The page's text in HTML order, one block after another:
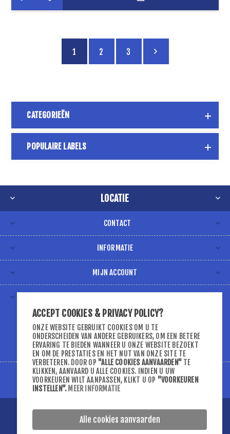
1 2 3
CATEGORIEËN
POPULAIRE LABELS
LOCATIE
CONTACT
INFORMATIE
MIJN ACCOUNT
Copyright ; 2026 D-DSport. Alle rechten voorbehouden.
Powered bynopCommerce
ACCEPT COOKIES & PRIVACY POLICY?
ONZE WEBSITE GEBRUIKT COOKIES OM U TE
ONDERSCHEIDEN VAN ANDERE GEBRUIKERS, OM EEN BETERE
ERVARING TE BIEDEN WANNEER U ONZE WEBSITE BEZOEKT
EN OM DE PRESTATIES EN HET NUT VAN ONZE SITE TE
VERBETEREN. DOOR OP "ALLE COOKIES AANVAARDEN" TE
KLIKKEN, AANVAARD U ALLE COOKIES. INDIEN U UW
VOORKEUREN WILT AANPASSEN, KLIKT U OP "VOORKEUREN
INSTELLEN". MEER INFORMATIE
Alle cookies aanvaarden